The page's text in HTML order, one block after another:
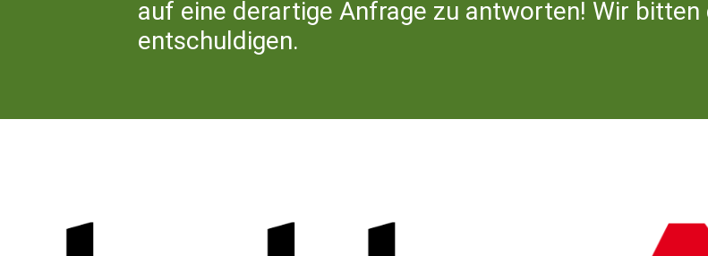
auf eine derartige Anfrage zu antworten! Wir bitten
entschuldigen.